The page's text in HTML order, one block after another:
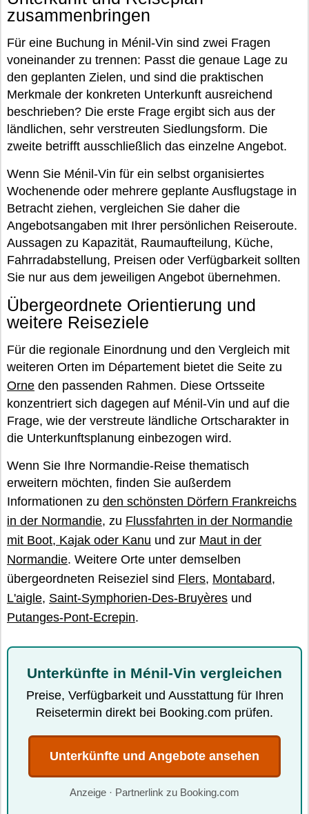
zusammenbringen
Für eine Buchung in Ménil-Vin sind zwei Fragen
voneinander zu trennen: Passt die genaue Lage zu
den geplanten Zielen, und sind die praktischen
Merkmale der konkreten Unterkunft ausreichend
beschrieben? Die erste Frage ergibt sich aus der
ländlichen, sehr verstreuten Siedlungsform. Die
zweite betrifft ausschließlich das einzelne Angebot.
Wenn Sie Ménil-Vin für ein selbst organisiertes
Wochenende oder mehrere geplante Ausflugstage in
Betracht ziehen, vergleichen Sie daher die
Angebotsangaben mit Ihrer persönlichen Reiseroute.
Aussagen zu Kapazität, Raumaufteilung, Küche,
Fahrradabstellung, Preisen oder Verfügbarkeit sollten
Sie nur aus dem jeweiligen Angebot übernehmen.
Übergeordnete Orientierung und
weitere Reiseziele
Für die regionale Einordnung und den Vergleich mit
weiteren Orten im Département bietet die Seite zu
Orne den passenden Rahmen. Diese Ortsseite
konzentriert sich dagegen auf Ménil-Vin und auf die
Frage, wie der verstreute ländliche Ortscharakter in
die Unterkunftsplanung einbezogen wird.
Wenn Sie Ihre Normandie-Reise thematisch
erweitern möchten, finden Sie außerdem
Informationen zu den schönsten Dörfern Frankreichs
in der Normandie, zu Flussfahrten in der Normandie
mit Boot, Kajak oder Kanu und zur Maut in der
Normandie. Weitere Orte unter demselben
übergeordneten Reiseziel sind Flers, Montabard,
L'aigle, Saint-Symphorien-Des-Bruyères und
Putanges-Pont-Ecrepin.
Unterkünfte in Ménil-Vin vergleichen
Preise, Verfügbarkeit und Ausstattung für Ihren
Reisetermin direkt bei Booking.com prüfen.
Unterkünfte und Angebote ansehen
Anzeige · Partnerlink zu Booking.com